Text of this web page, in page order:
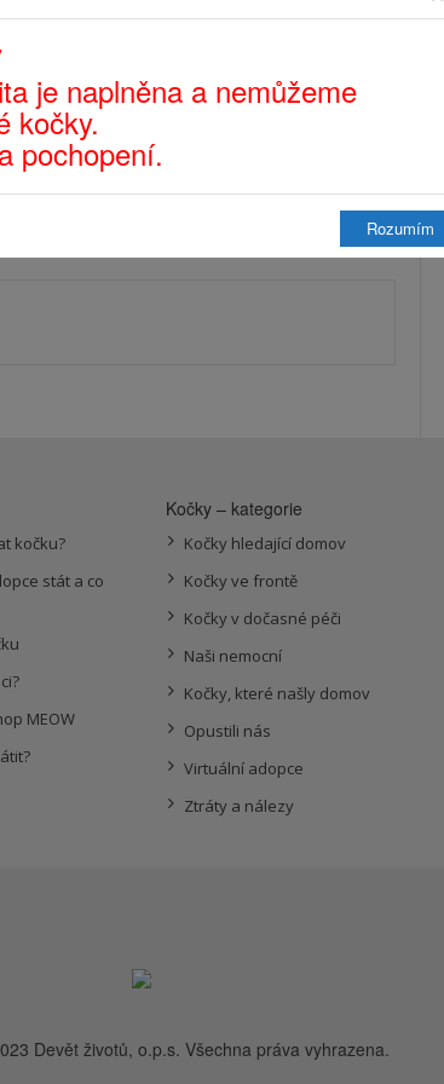
kočku?
stát a co
MEOW
Kočky – kategorie
Kočky hledající domov
Kočky ve frontě
Kočky v dočasné péči
Naši nemocní
Kočky, které našly domov
Opustili nás
Virtuální adopce
Ztráty a nálezy
Devět životů, o.p.s. Všechna práva vyhrazena.
je naplněna a nemůžeme
kočky.
pochopení.
Rozumím